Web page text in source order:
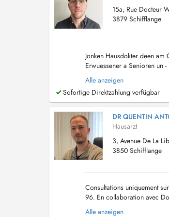
15a, Rue Docteur
3879 Schifflange
Jonken Hausdokter deen
Erwuessener a Senioren un
Permis, an all Sportaarten -
Alle anzeigen
Sofortige Direktzahlung verfügbar
DR QUENTIN
Hausarzt
3, Avenue De La
3850 Schifflange
Consultations uniquement
96. En collaboration avec
cabinet est au 1er étage. En
Alle anzeigen